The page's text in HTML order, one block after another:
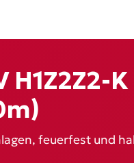
H1Z2Z2-
feuerfest und